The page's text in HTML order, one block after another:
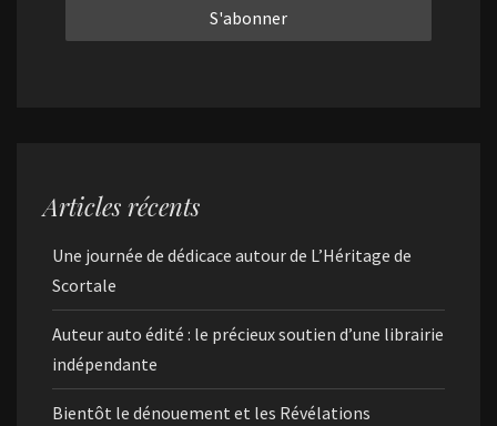
Articles récents
Une journée de dédicace autour de L’Héritage de
Scortale
Auteur auto édité : le précieux soutien d’une librairie
indépendante
Bientôt le dénouement et les Révélations